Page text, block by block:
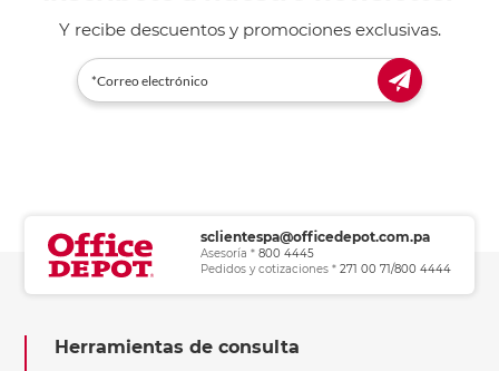
Y recibe descuentos y promociones exclusivas.
sclientespa@officedepot.com.pa
Asesoría * 800 4445
Pedidos y cotizaciones * 271 00 71/800 4444
Herramientas de consulta